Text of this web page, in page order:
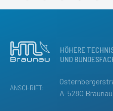
HÖHERE
UND
ANSCHRIFT:
A-5280